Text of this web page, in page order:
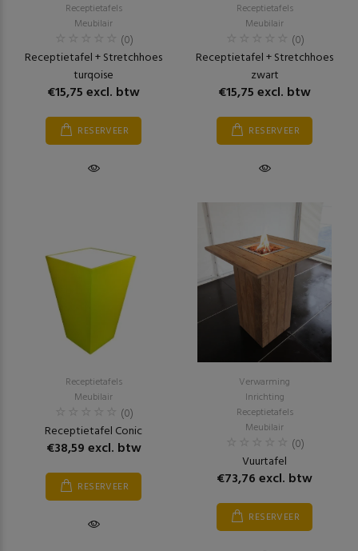
Receptietafels
Meubilair
(0)
Receptietafel + Stretchhoes
turqoise
€15,75 excl. btw
RESERVEER
Receptietafels
Meubilair
(0)
Receptietafel + Stretchhoes
zwart
€15,75 excl. btw
RESERVEER
Receptietafels
Meubilair
(0)
Receptietafel Conic
€38,59 excl. btw
RESERVEER
Verwarming
Inrichting
Receptietafels
Meubilair
(0)
Vuurtafel
€73,76 excl. btw
RESERVEER